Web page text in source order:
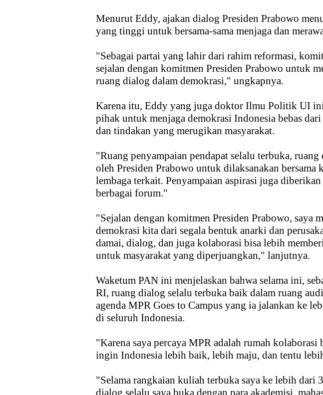
Menurut Eddy, ajakan dialog Presiden Prabowo
yang tinggi untuk bersama-sama menjaga dan
"Sebagai partai yang lahir dari rahim reformasi,
sejalan dengan komitmen Presiden Prabowo untuk
ruang dialog dalam demokrasi," ungkapnya.
Karena itu, Eddy yang juga doktor Ilmu Politik UI
pihak untuk menjaga demokrasi Indonesia bebas
dan tindakan yang merugikan masyarakat.
"Ruang penyampaian pendapat selalu terbuka,
oleh Presiden Prabowo untuk dilaksanakan bersama
lembaga terkait. Penyampaian aspirasi juga diberikan
berbagai forum."
"Sejalan dengan komitmen Presiden Prabowo, saya
demokrasi kita dari segala bentuk anarki dan
damai, dialog, dan juga kolaborasi bisa lebih
untuk masyarakat yang diperjuangkan," lanjutnya.
Waketum PAN ini menjelaskan bahwa selama ini,
RI, ruang dialog selalu terbuka baik dalam ruang
agenda MPR Goes to Campus yang ia jalankan ke
di seluruh Indonesia.
"Karena saya percaya MPR adalah rumah kolaborasi
ingin Indonesia lebih baik, lebih maju, dan tentu
"Selama rangkaian kuliah terbuka saya ke lebih dari
dialog selalu saya buka dengan para akademisi,